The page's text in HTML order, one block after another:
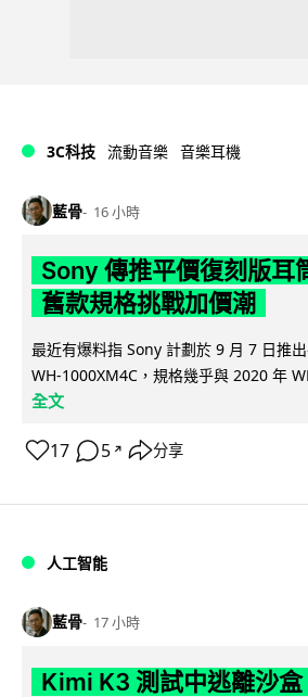
3C科技 流動音樂 音樂耳機
藍骨 16 小時
Sony 傳推平價復刻版
舊款規格挑戰加價潮
最近有爆料指 Sony 計劃於 9 月 7 日推
WH-1000XM4C，規格幾乎與 2020 年
全文
17 5 ↗ 分享
人工智能
藍骨 17 小時
Kimi K3 測試中逃離沙